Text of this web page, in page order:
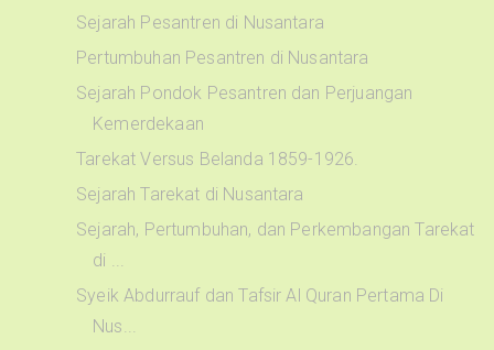
Sejarah Pesantren di Nusantara
Pertumbuhan Pesantren di Nusantara
Sejarah Pondok Pesantren dan Perjuangan
Kemerdekaan
Tarekat Versus Belanda 1859-1926.
Sejarah Tarekat di Nusantara
Sejarah, Pertumbuhan, dan Perkembangan Tarekat
di ...
Syeik Abdurrauf dan Tafsir Al Quran Pertama Di
Nus...